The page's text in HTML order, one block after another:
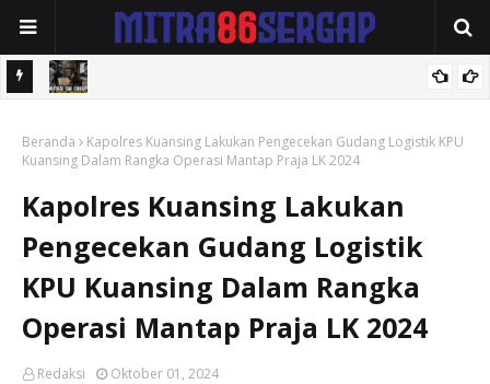
PUBLIK: MUTASI DIANGGAP TAK MENJAWAB PERTANYAAN HUKUM,
DESAKAN PROSES PIDANA MENGUAT.
Beranda
Kapolres Kuansing Lakukan Pengecekan Gudang Logistik KPU
Kuansing Dalam Rangka Operasi Mantap Praja LK 2024
Kapolres Kuansing Lakukan
Pengecekan Gudang Logistik
KPU Kuansing Dalam Rangka
Operasi Mantap Praja LK 2024
Redaksi Oktober 01, 2024